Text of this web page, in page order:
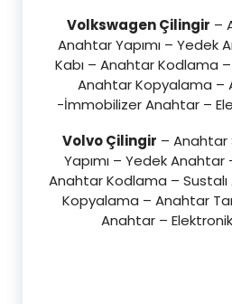
Volkswagen Çilingir –
Anahtar Yapımı – Yedek
Kabı – Anahtar Kodlama
Anahtar Kopyalama –
-İmmobilizer Anahtar –
Volvo Çilingir – Anahtar
Yapımı – Yedek Anahtar
Anahtar Kodlama –
Kopyalama – Anahtar
Anahtar –